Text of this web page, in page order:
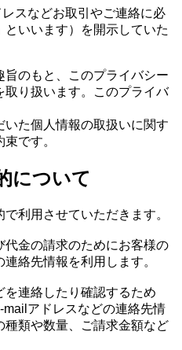
スなどお取引やご連絡に必
いいます）を開示していた
のもと、このプライバシー
り扱います。このプライバ
いた個人情報の取扱いに関す
です。
について
利用させていただきます。
金の請求のためにお客様の
絡先情報を利用します。
を連絡したり確認するため
アドレスなどの連絡先情
類や数量、ご請求金額など